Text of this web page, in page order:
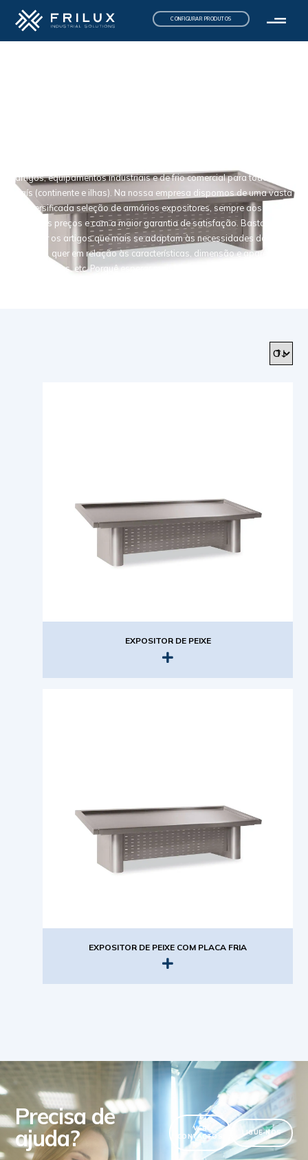
CONFIGURAR PRODUTOS
artigos, equipamentos industriais e de frio comercial para todo o
país (continente e ilhas). Na nossa empresa dispomos de uma vasta
e diversificada seleção de armários expositores, sempre aos
melhores preços e com a maior garantia de satisfação. Basta você
escolher os artigos que mais se adaptam às necessidades do seu
negócio, quer em relação às características, dimensão e aparência
dos produtos, etc. Porquê esperar mais? Faça já aqui a sua compra!
EXPOSITOR DE PEIXE
EXPOSITOR DE PEIXE COM PLACA FRIA
Precisa de
ajuda?
VER
CONTACTOS
LIGUE-NOS